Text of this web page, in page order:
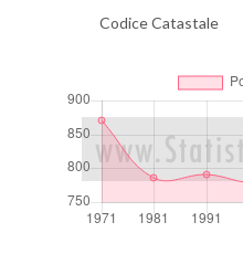
Codice Catastale